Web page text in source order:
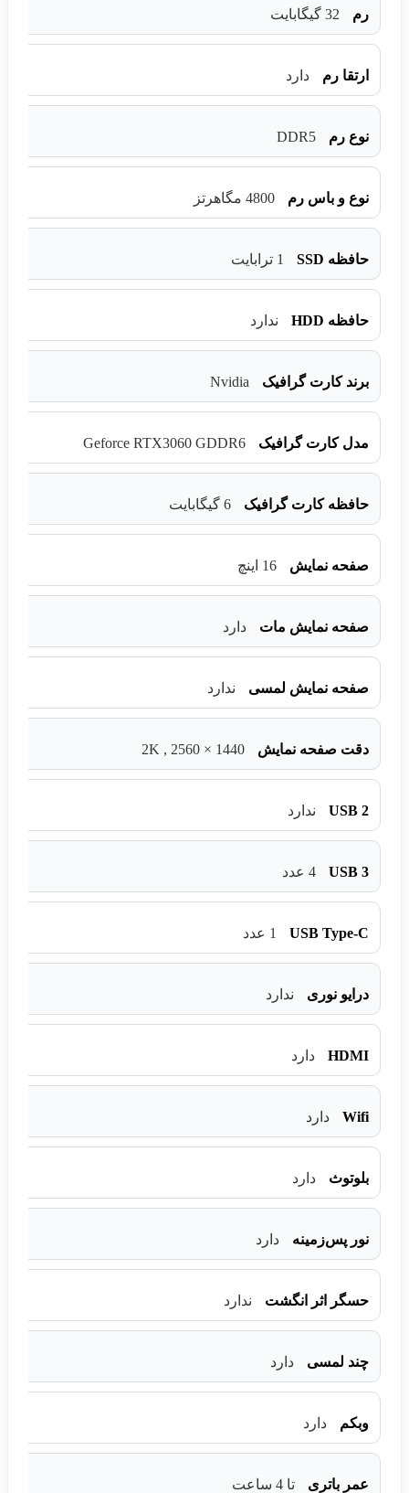
رم 32 گیگابایت
ارتقا رم دارد
نوع رم DDR5
نوع و باس رم 4800 مگاهرتز
حافظه SSD 1 ترابایت
حافظه HDD ندارد
برند کارت گرافیک Nvidia
مدل کارت گرافیک Geforce RTX3060 GDDR6
حافظه کارت گرافیک 6 گیگابایت
صفحه نمایش 16 اینچ
صفحه نمایش مات دارد
صفحه نمایش لمسی ندارد
دقت صفحه نمایش 2K , 2560 × 1440
USB 2 ندارد
USB 3 4 عدد
USB Type-C 1 عدد
درایو نوری ندارد
HDMI دارد
Wifi دارد
بلوتوث دارد
نور پس‌زمینه دارد
حسگر اثر انگشت ندارد
چند لمسی دارد
وبکم دارد
عمر باتری تا 4 ساعت